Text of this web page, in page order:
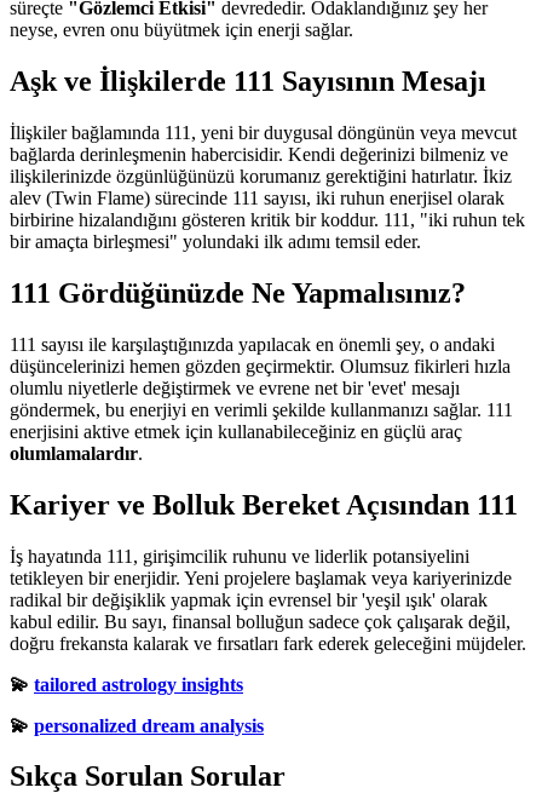
süreçte "Gözlemci Etkisi" devrededir. Odaklandığınız şey her
neyse, evren onu büyütmek için enerji sağlar.
Aşk ve İlişkilerde 111 Sayısının Mesajı
İlişkiler bağlamında 111, yeni bir duygusal döngünün veya mevcut
bağlarda derinleşmenin habercisidir. Kendi değerinizi bilmeniz ve
ilişkilerinizde özgünlüğünüzü korumanız gerektiğini hatırlatır. İkiz
alev (Twin Flame) sürecinde 111 sayısı, iki ruhun enerjisel olarak
birbirine hizalandığını gösteren kritik bir koddur. 111, "iki ruhun tek
bir amaçta birleşmesi" yolundaki ilk adımı temsil eder.
111 Gördüğünüzde Ne Yapmalısınız?
111 sayısı ile karşılaştığınızda yapılacak en önemli şey, o andaki
düşüncelerinizi hemen gözden geçirmektir. Olumsuz fikirleri hızla
olumlu niyetlerle değiştirmek ve evrene net bir 'evet' mesajı
göndermek, bu enerjiyi en verimli şekilde kullanmanızı sağlar. 111
enerjisini aktive etmek için kullanabileceğiniz en güçlü araç
olumlamalardır.
Kariyer ve Bolluk Bereket Açısından 111
İş hayatında 111, girişimcilik ruhunu ve liderlik potansiyelini
tetikleyen bir enerjidir. Yeni projelere başlamak veya kariyerinizde
radikal bir değişiklik yapmak için evrensel bir 'yeşil ışık' olarak
kabul edilir. Bu sayı, finansal bolluğun sadece çok çalışarak değil,
doğru frekansta kalarak ve fırsatları fark ederek geleceğini müjdeler.
💫 tailored astrology insights
💫 personalized dream analysis
Sıkça Sorulan Sorular